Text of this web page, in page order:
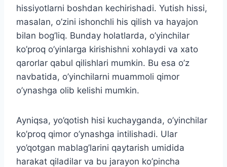
hissiyotlarni boshdan kechirishadi. Yutish hissi,
masalan, o’zini ishonchli his qilish va hayajon
bilan bog’liq. Bunday holatlarda, o’yinchilar
ko’proq o’yinlarga kirishishni xohlaydi va xato
qarorlar qabul qilishlari mumkin. Bu esa o’z
navbatida, o’yinchilarni muammoli qimor
o’ynashga olib kelishi mumkin.
Ayniqsa, yo’qotish hisi kuchayganda, o’yinchilar
ko’proq qimor o’ynashga intilishadi. Ular
yo’qotgan mablag’larini qaytarish umidida
harakat qiladilar va bu jarayon ko’pincha